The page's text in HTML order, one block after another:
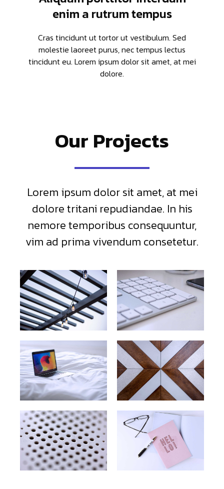
enim a rutrum tempus
Cras tincidunt ut tortor ut vestibulum. Sed
molestie laoreet purus, nec tempus lectus
tincidunt eu. Lorem ipsum dolor sit amet, at mei
dolore.
Our Projects
Lorem ipsum dolor sit amet, at mei
dolore tritani repudiandae. In his
nemore temporibus consequuntur,
vim ad prima vivendum consetetur.